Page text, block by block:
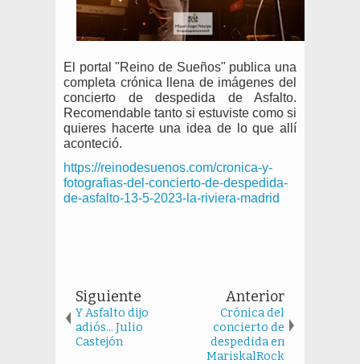
El portal "Reino de Sueños" publica una
completa crónica llena de imágenes del
concierto de despedida de Asfalto.
Recomendable tanto si estuviste como si
quieres hacerte una idea de lo que allí
aconteció.
https://reinodesuenos.com/cronica-y-
fotografias-del-concierto-de-despedida-
de-asfalto-13-5-2023-la-riviera-madrid
Siguiente
Y Asfalto dijo
adiós... Julio
Castejón
Anterior
Crónica del
concierto de
despedida en
MariskalRock